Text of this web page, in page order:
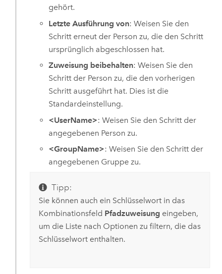
gehört.
Letzte Ausführung von: Weisen Sie den
Schritt erneut der Person zu, die den Schritt
ursprünglich abgeschlossen hat.
Zuweisung beibehalten: Weisen Sie den
Schritt der Person zu, die den vorherigen
Schritt ausgeführt hat. Dies ist die
Standardeinstellung.
<UserName>: Weisen Sie den Schritt der
angegebenen Person zu.
<GroupName>: Weisen Sie den Schritt der
angegebenen Gruppe zu.
Tipp:
Sie können auch ein Schlüsselwort in das
Kombinationsfeld Pfadzuweisung eingeben,
um die Liste nach Optionen zu filtern, die das
Schlüsselwort enthalten.